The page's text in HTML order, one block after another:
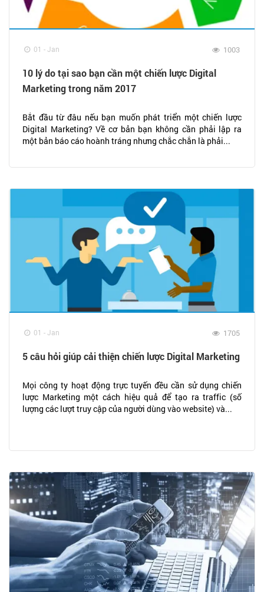
01 - Jan 1003
10 lý do tại sao bạn cần một chiến lược Digital
Marketing trong năm 2017
Bắt đầu từ đâu nếu bạn muốn phát triển một chiến lược
Digital Marketing? Về cơ bản bạn không cần phải lập ra
một bản báo cáo hoành tráng nhưng chắc chắn là phải...
01 - Jan 1705
5 câu hỏi giúp cải thiện chiến lược Digital Marketing
Mọi công ty hoạt động trực tuyến đều cần sử dụng chiến
lược Marketing một cách hiệu quả để tạo ra traffic (số
lượng các lượt truy cập của người dùng vào website) và...